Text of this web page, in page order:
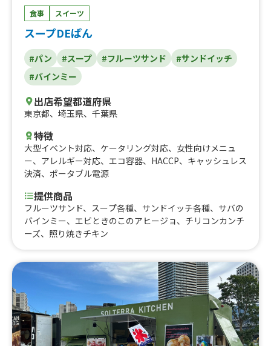
食事 スイーツ
スープDEぱん
#パン #スープ #フルーツサンド
#サンドイッチ
#バインミー
出店希望都道府県
東京都、 埼玉県、 千葉県
特徴
大型イベント対応、 ケータリング対応、 女性向けメニュ
ー、 アレルギー対応、 エコ容器、 HACCP、 キャッシュレス
決済、 ポータブル電源
提供商品
フルーツサンド、スープ各種、サンドイッチ各種、サバの
バインミー、エビときのこのアヒージョ、チリコンカンチ
ーズ、照り焼きチキン